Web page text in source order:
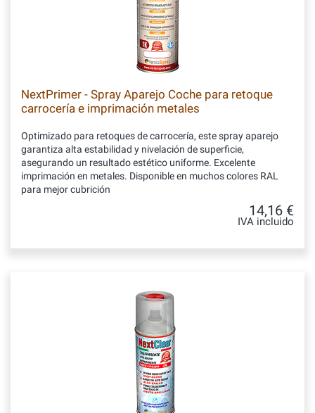
NextPrimer - Spray Aparejo Coche para retoque
carrocería e imprimación metales
Optimizado para retoques de carrocería, este spray aparejo
garantiza alta estabilidad y nivelación de superficie,
asegurando un resultado estético uniforme. Excelente
imprimación en metales. Disponible en muchos colores RAL
para mejor cubrición
14,16 €
IVA incluido